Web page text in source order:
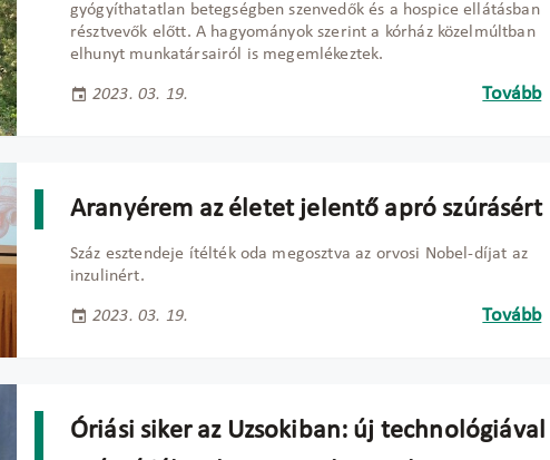
gyógyíthatatlan betegségben szenvedők és a hospice ellátásban
résztvevők előtt. A hagyományok szerint a kórház közelmúltban
elhunyt munkatársairól is megemlékeztek.
2023. 03. 19. Tovább
Aranyérem az életet jelentő apró szúrásért
Száz esztendeje ítélték oda megosztva az orvosi Nobel-díjat az
inzulinért.
2023. 03. 19. Tovább
Óriási siker az Uzsokiban: új technológiával